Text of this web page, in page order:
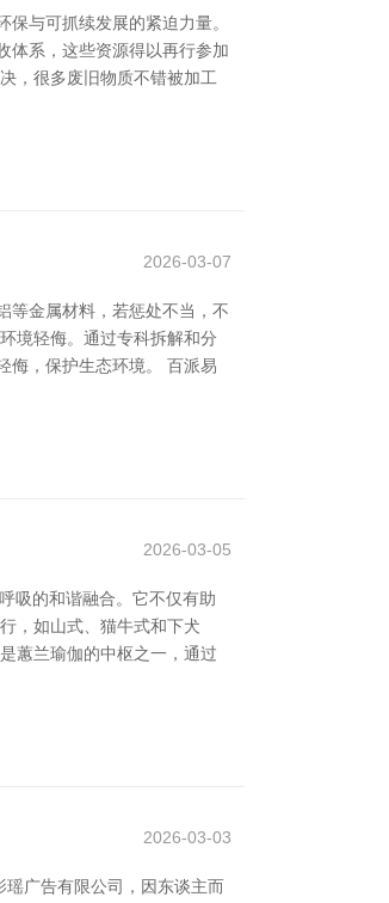
与可抓续发展的紧迫力量。
体系，这些资源得以再行参加
，很多废旧物质不错被加工
2026-03-07
等金属材料，若惩处不当，不
境轻侮。通过专科拆解和分
侮，保护生态环境。 百派易
2026-03-05
吸的和谐融合。它不仅有助
，如山式、猫牛式和下犬
蕙兰瑜伽的中枢之一，通过
2026-03-03
瑶广告有限公司，因东谈主而